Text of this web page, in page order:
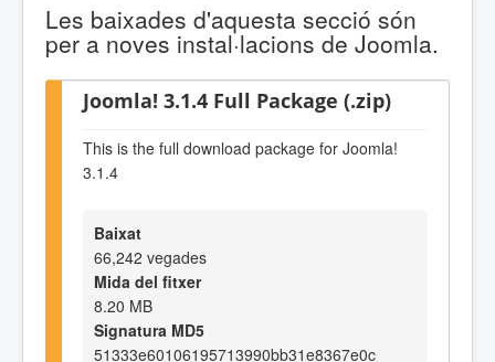
Les baixades d'aquesta secció són
per a noves instal·lacions de Joomla.
Joomla! 3.1.4 Full Package (.zip)
This is the full download package for Joomla!
3.1.4
Baixat
66,242 vegades
Mida del fitxer
8.20 MB
Signatura MD5
51333e60106195713990bb31e8367e0c